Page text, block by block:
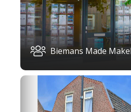
Biemans Made